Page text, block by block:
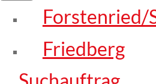
Forstenried/
Friedberg